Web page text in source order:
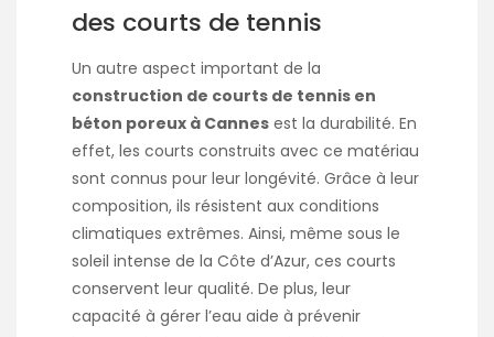
des courts de tennis
Un autre aspect important de la
construction de courts de tennis en
béton poreux à Cannes est la durabilité. En
effet, les courts construits avec ce matériau
sont connus pour leur longévité. Grâce à leur
composition, ils résistent aux conditions
climatiques extrêmes. Ainsi, même sous le
soleil intense de la Côte d’Azur, ces courts
conservent leur qualité. De plus, leur
capacité à gérer l’eau aide à prévenir